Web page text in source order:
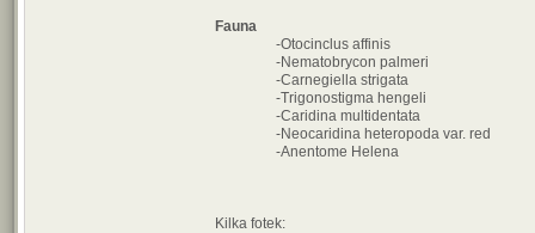
Fauna
-Otocinclus affinis
-Nematobrycon palmeri
-Carnegiella strigata
-Trigonostigma hengeli
-Caridina multidentata
-Neocaridina heteropoda var. red
-Anentome Helena
Kilka fotek: